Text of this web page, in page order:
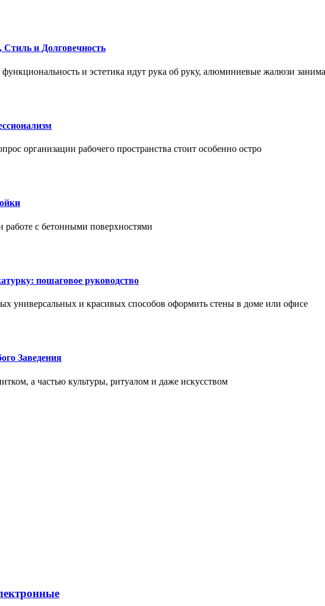
и Долговечность
и эстетика идут рука об руку, алюминиевые жалюзи
организации рабочего пространства стоит особенно остро
с бетонными поверхностями
пошаговое руководство
универсальных и красивых способов оформить стены в доме или офисе
Заведения
а частью культуры, ритуалом и даже искусством